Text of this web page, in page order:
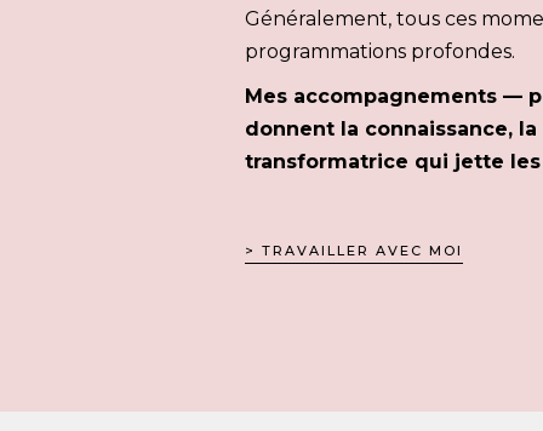
Généralement, tous ces
programmations profondes.
Mes accompagnements —
donnent la connaissance,
transformatrice qui jette
> TRAVAILLER AVEC MOI